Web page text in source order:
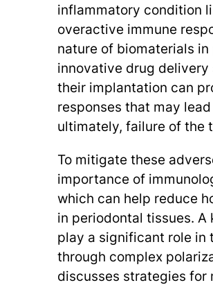
inflammatory condition
overactive immune
nature of biomaterials
innovative drug
their implantation can
responses that may
ultimately, failure of the
To mitigate these
importance of
which can help reduce
in periodontal tissues. A
play a significant role in
through complex
discusses strategies for